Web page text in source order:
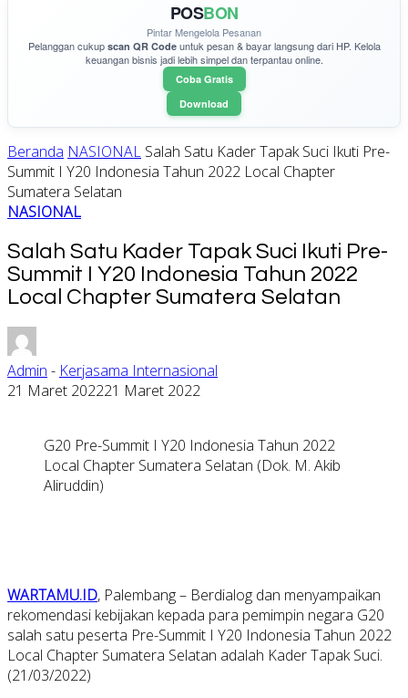
POSBON
Pintar Mengelola Pesanan
Pelanggan cukup scan QR Codeuntuk pesan & bayar langsung dari HP. Kelola
keuangan bisnis jadi lebih simpel dan terpantau online.
Coba Gratis
Download
Beranda NASIONAL Salah Satu Kader Tapak Suci Ikuti Pre-
Summit I Y20 Indonesia Tahun 2022 Local Chapter
Sumatera Selatan
NASIONAL
Salah Satu Kader Tapak Suci Ikuti Pre-
Summit I Y20 Indonesia Tahun 2022
Local Chapter Sumatera Selatan
Admin - Kerjasama Internasional
21 Maret 202221 Maret 2022
G20 Pre-Summit I Y20 Indonesia Tahun 2022
Local Chapter Sumatera Selatan (Dok. M. Akib
Aliruddin)
WARTAMU.ID, Palembang – Berdialog dan menyampaikan
rekomendasi kebijakan kepada para pemimpin negara G20
salah satu peserta Pre-Summit I Y20 Indonesia Tahun 2022
Local Chapter Sumatera Selatan adalah Kader Tapak Suci.
(21/03/2022)